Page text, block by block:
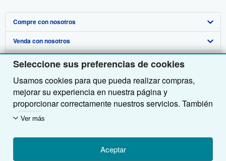
Seleccione sus preferencias de cookies
Usamos cookies para que pueda realizar compras,
mejorar su experiencia en nuestra página y
proporcionar correctamente nuestros servicios. También
utilizamos cookies para comprender el modo en que los
midiendo las visitas al sitio) y así poder realizar
mejoras. Si está de acuerdo, también utilizaremos
Ver más
Aceptar
Compre con nosotros
Búsqueda avanzada
Colecciones
Mi cuenta
Mis pedidos
Ver carrito
Venda con nosotros
Comenzar a vender
Únase a nuestro programa de afiliados
Recomiende un vendedor
Sobre nosotros
Sobre IberLibro
Medios
Empleo
Política de Privacidad
Obtener Ayuda
Preguntas frecuentes y guías
Atención al Cliente
Otras compañías de AbeBooks
AbeBooks.com
AbeBooks.co.uk
Siga a IberLibro